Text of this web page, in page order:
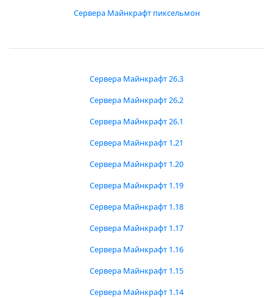
Сервера Майнкрафт пиксельмон
Сервера Майнкрафт 26.3
Сервера Майнкрафт 26.2
Сервера Майнкрафт 26.1
Сервера Майнкрафт 1.21
Сервера Майнкрафт 1.20
Сервера Майнкрафт 1.19
Сервера Майнкрафт 1.18
Сервера Майнкрафт 1.17
Сервера Майнкрафт 1.16
Сервера Майнкрафт 1.15
Сервера Майнкрафт 1.14